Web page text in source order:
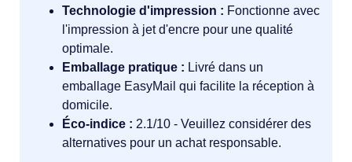
Technologie d'impression : Fonctionne avec
l'impression à jet d'encre pour une qualité
optimale.
Emballage pratique : Livré dans un
emballage EasyMail qui facilite la réception à
domicile.
Éco-indice : 2.1/10 - Veuillez considérer des
alternatives pour un achat responsable.